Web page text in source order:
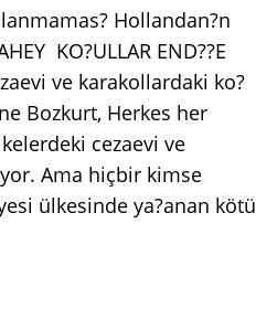
Hollandan?n
KO?ULLAR END??E
ve karakollardaki ko?
Bozkurt, Herkes her
cezaevi ve
Ama hiçbir kimse
ülkesinde ya?anan kötü